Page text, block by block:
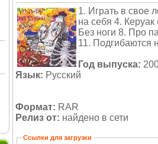
1. Играть в свое
на себя 4.
Без ноги 8. Про
11. Подгибаются
Год выпуска:
Язык: Русский
Формат: RAR
Релиз от: найдено в сети
Ссылки для загрузки